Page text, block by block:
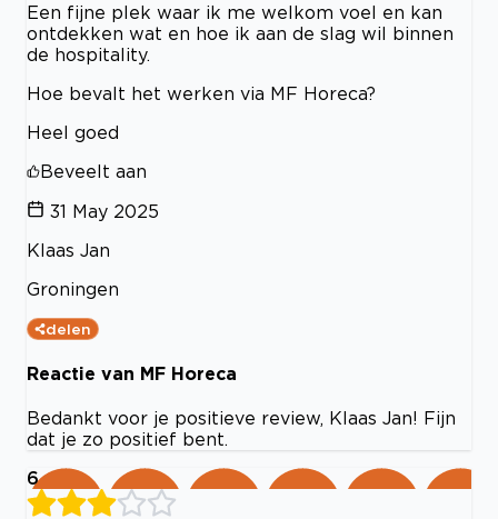
Een fijne plek waar ik me welkom voel en kan
ontdekken wat en hoe ik aan de slag wil binnen
de hospitality.
Hoe bevalt het werken via MF Horeca?
Heel goed
Beveelt aan
31 May 2025
Klaas Jan
Groningen
delen
Reactie van MF Horeca
Bedankt voor je positieve review, Klaas Jan! Fijn
dat je zo positief bent.
6